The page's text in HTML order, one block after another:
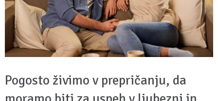
Pogosto živimo v prepričanju, da